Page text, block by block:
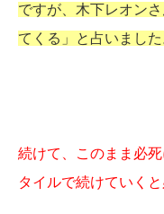
ですが、木下レオン
てくる」と占いました
続けて、このまま必
タイルで続けていくと